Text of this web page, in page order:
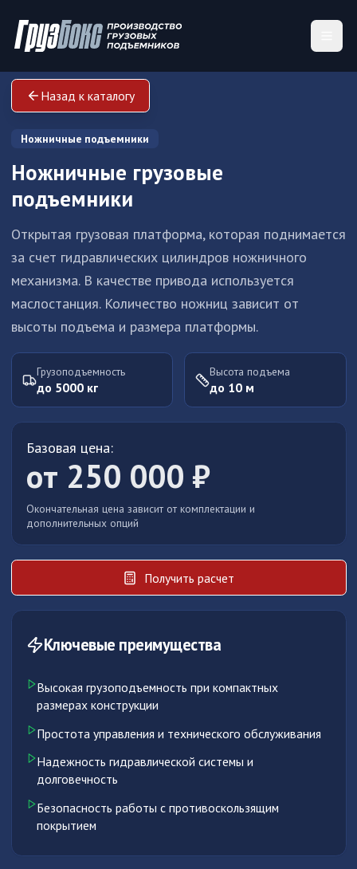
Назад к каталогу
Ножничные подъемники
Ножничные грузовые
подъемники
Открытая грузовая платформа, которая поднимается
за счет гидравлических цилиндров ножничного
механизма. В качестве привода используется
маслостанция. Количество ножниц зависит от
высоты подъема и размера платформы.
Грузоподъемность
до 5000 кг
Высота подъема
до 10 м
Базовая цена:
от 250 000 ₽
Окончательная цена зависит от комплектации и
дополнительных опций
Получить расчет
Ключевые преимущества
Высокая грузоподъемность при компактных
размерах конструкции
Простота управления и технического обслуживания
Надежность гидравлической системы и
долговечность
Безопасность работы с противоскользящим
покрытием